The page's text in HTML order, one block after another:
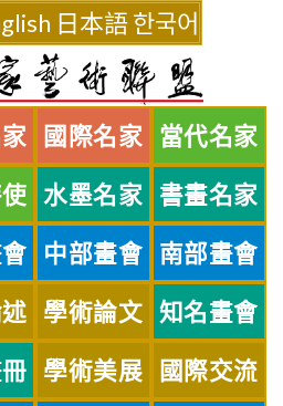
日本語한국어
國際名家 當代名家
水墨名家 書畫名家
中部畫會 南部畫會
學術論文 知名畫會
學術美展 國際交流